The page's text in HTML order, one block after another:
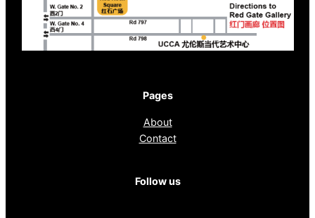
Pages
About
Contact
Follow us